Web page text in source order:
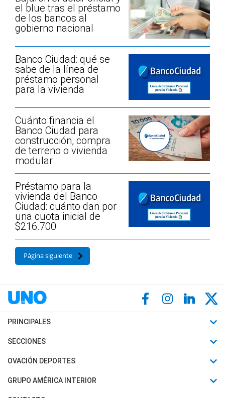
el blue tras el préstamo
de los bancos al
gobierno nacional
Banco Ciudad: qué se
sabe de la línea de
préstamo personal
para la vivienda
Cuánto financia el
Banco Ciudad para
construcción, compra
de terreno o vivienda
modular
Préstamo para la
vivienda del Banco
Ciudad: cuánto dan por
una cuota inicial de
$216.700
Página siguiente
PRINCIPALES
Últimas Noticias
Política
SECCIONES
Horóscopo
Motores
OVACIÓN DEPORTES
Fútbol
Mundial
GRUPO AMÉRICA INTERIOR